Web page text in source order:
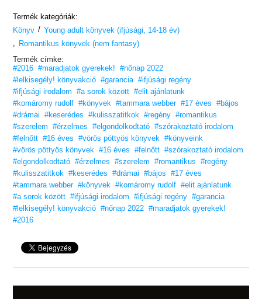
Idősebb és bölcsebb fejjel Brooke most jó barátját, Grahamet
szemelte ki magának, és csak egyetlen akadály áll az útjában:
Emma, az a lány, akit Graham nem bír elfelejteni.
Reid Alexander egyetlen szóval össze tudja foglalni az életét:
unalmas. Nem sok tennivalója akad az interjúkon, fotózásokon és
legutóbbi filmje premierjén kívül. Szüksége van valami elfoglaltságra,
de arra álmában sem gondol, hogy még mindig morcos exével fog
összeállni, és közös erővel próbálják meg elérni a céljukat: Graham
és Emma szakítását.
Termék kategóriák:
Könyv / Young adult könyvek (ifjúsági, 14-18 év)
, Romantikus könyvek (nem fantasy)
Termék címke:
#2016 #maradjatok gyerekek!
#nőnap 2022
#lelkisegély! könyvakció #garancia #ifjúsági regény
#ifjúsági irodalom
#a sorok között #elit ajánlatunk
#komáromy rudolf #könyvek #tammara webber #17 éves
#bájos
#drámai
#keserédes #kulisszatitkok #regény #romantikus
#szerelem
#érzelmes #elgondolkodtató #szórakoztató irodalom
#felnőtt #16 éves #vörös pöttyös könyvek
#könyveink
#vörös pöttyös könyvek
#16 éves #felnőtt #szórakoztató irodalom
#elgondolkodtató #érzelmes #szerelem #romantikus
#regény
#kulisszatitkok
#keserédes #drámai #bájos
#17 éves
#tammara webber #könyvek #komáromy rudolf #elit ajánlatunk
#a sorok között #ifjúsági irodalom #ifjúsági regény #garancia
#lelkisegély! könyvakció #nőnap 2022 #maradjatok gyerekek!
#2016